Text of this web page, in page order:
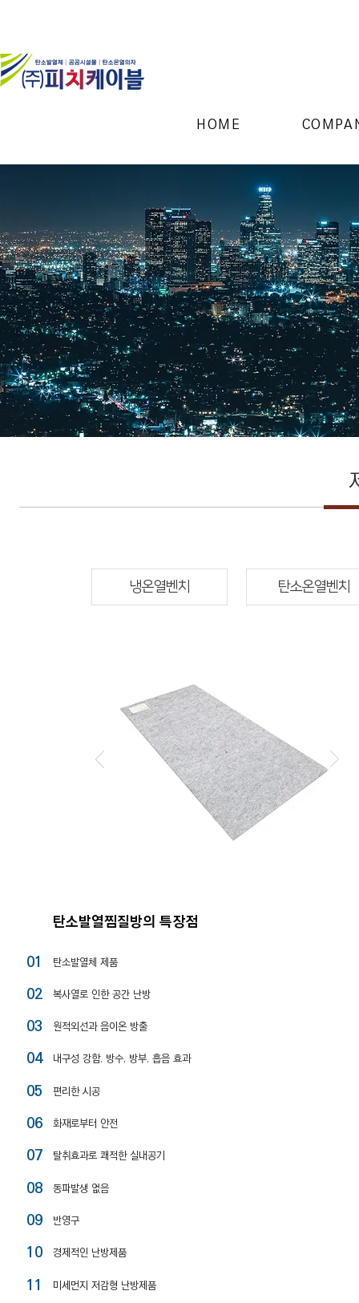
HOME
냉온열벤치 탄소온열벤치
탄소발열찜질방의 특장점
01
탄소발열체 제품
02 복사열로 인한 공간 난방
03 원적외선과 음이온 방출
04 내구성 강함, 방수, 방부, 흡음 효과
05 편리한 시공
06 화재로부터 안전
07 탈취효과로 쾌적한 실내공기
08 동파발생 없음
09 반영구
10 경제적인 난방제품
11 미세먼지 저감형 난방제품